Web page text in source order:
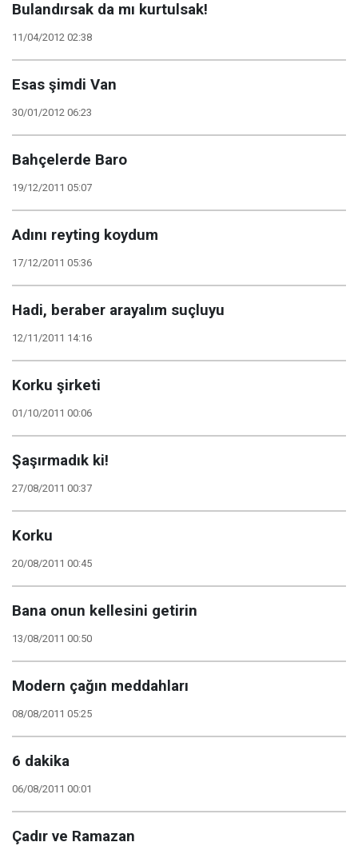
Bulandırsak da mı kurtulsak!
11/04/2012 02:38
Esas şimdi Van
30/01/2012 06:23
Bahçelerde Baro
19/12/2011 05:07
Adını reyting koydum
17/12/2011 05:36
Hadi, beraber arayalım suçluyu
12/11/2011 14:16
Korku şirketi
01/10/2011 00:06
Şaşırmadık ki!
27/08/2011 00:37
Korku
20/08/2011 00:45
Bana onun kellesini getirin
13/08/2011 00:50
Modern çağın meddahları
08/08/2011 05:25
6 dakika
06/08/2011 00:01
Çadır ve Ramazan